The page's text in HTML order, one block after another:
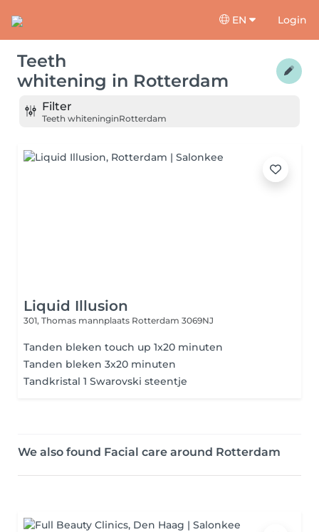
EN Login
Teeth
whitening in Rotterdam
Filter
Teeth whiteninginRotterdam
Liquid Illusion
301, Thomas mannplaats Rotterdam 3069NJ
Tanden bleken touch up 1x20 minuten
Tanden bleken 3x20 minuten
Tandkristal 1 Swarovski steentje
We also found Facial care around Rotterdam